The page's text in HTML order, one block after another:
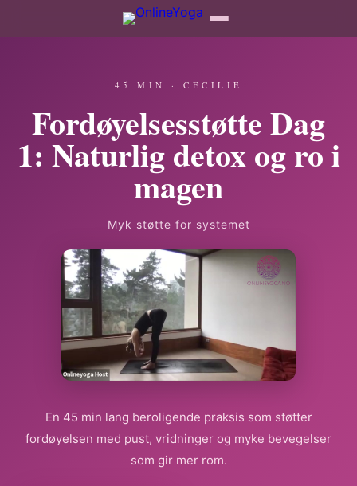
45 MIN · CECILIE
Fordøyelsesstøtte Dag
1: Naturlig detox og ro i
magen
Myk støtte for systemet
En 45 min lang beroligende praksis som støtter
fordøyelsen med pust, vridninger og myke bevegelser
som gir mer rom.